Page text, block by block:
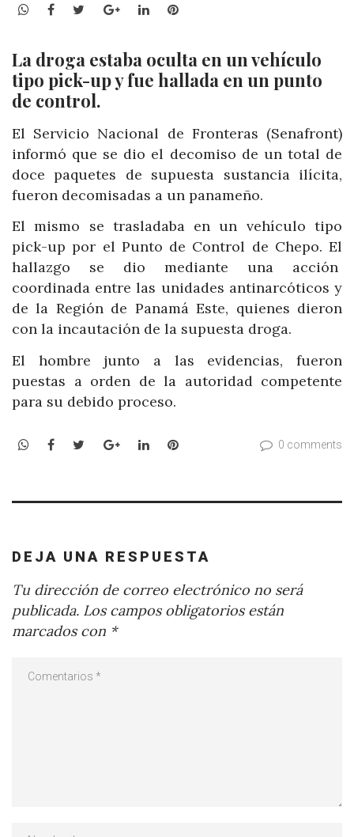
WhatsApp
Facebook
TwitterGoogle+LinkedInPinterest
La droga estaba oculta en un vehículo
tipo pick-up y fue hallada en un punto
de control.
El Servicio Nacional de Fronteras (Senafront)
informó que se dio el decomiso de un total de
doce paquetes de supuesta sustancia ilícita,
fueron decomisadas a un panameño.
El mismo se trasladaba en un vehículo tipo
pick-up por el Punto de Control de Chepo. El
hallazgo se dio mediante una acción
coordinada entre las unidades antinarcóticos y
de la Región de Panamá Este, quienes dieron
con la incautación de la supuesta droga.
El hombre junto a las evidencias, fueron
puestas a orden de la autoridad competente
para su debido proceso.
WhatsApp
Facebook
TwitterGoogle+LinkedInPinterest 0 comments
DEJA UNA RESPUESTA
Tu dirección de correo electrónico no será
publicada. Los campos obligatorios están
marcados con *